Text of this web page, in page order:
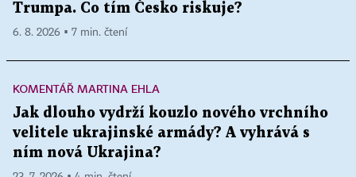
Trumpa. Co tím Česko riskuje?
6. 8. 2026 ▪ 7 min. čtení
KOMENTÁŘ MARTINA EHLA
Jak dlouho vydrží kouzlo nového vrchního
velitele ukrajinské armády? A vyhrává s
ním nová Ukrajina?